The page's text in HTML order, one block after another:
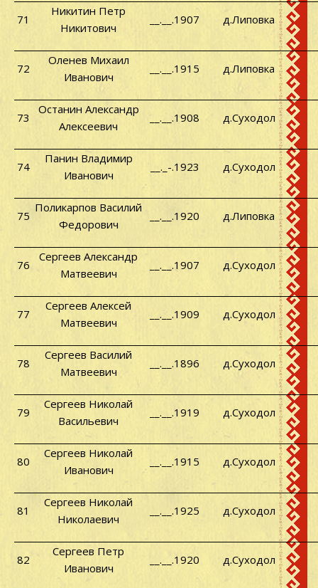
71
Никитин Петр
Никитович
__.__.1907 д.Липовка
72
Оленев Михаил
Иванович
__.__.1915 д.Липовка
73
Останин Александр
Алексеевич
__.__.1908 д.Суходол
74
Панин Владимир
Иванович
__._-.1923 д.Суходол
75
Поликарпов Василий
Федорович
__.__.1920 д.Липовка
76
Сергеев Александр
Матвеевич
__.__.1907 д.Суходол
77
Сергеев Алексей
Матвеевич
__.__.1909 д.Суходол
78
Сергеев Василий
Матвеевич
__.__.1896 д.Суходол
79
Сергеев Николай
Васильевич
__.__.1919 д.Суходол
80
Сергеев Николай
Иванович
__.__.1915 д.Суходол
81
Сергеев Николай
Николаевич
__.__.1925 д.Суходол
82
Сергеев Петр
Иванович
__.__.1920 д.Суходол